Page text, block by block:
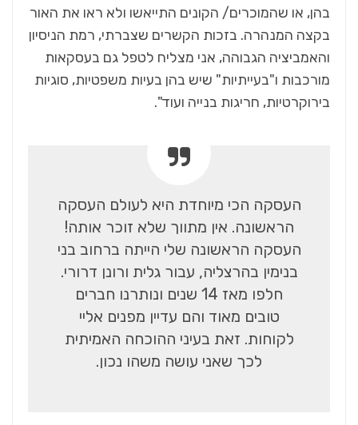
בהן, או שהמוכרים/ הקונים התייאשו ולא ראו את האור
בקצה המנהרה. בזכות הקשרים שצברתי, רמת הניסיון
והאמביציה הגבוהה, אני מצליח לטפל גם בעסקאות
מורכבות ו"בעייתיות" שיש בהן בעיות משפטיות, סוגיות
בירוקרטיות, חריגות בנייה ועוד".
העסקה הכי מיוחדת היא לעולם העסקה
הראשונה. אין מתווך שלא זוכר אותה!
העסקה הראשונה שלי הייתה ברחוב בני
בנימין בהרצליה, עבור גלית ורונן דרורי.
חלפו מאז 14 שנים ונותרנו חברים
טובים מאוד והם עדיין מפנים אליי
לקוחות. זאת בעיני ההוכחה האמיתית
לכך שאני עושה משהו נכון.